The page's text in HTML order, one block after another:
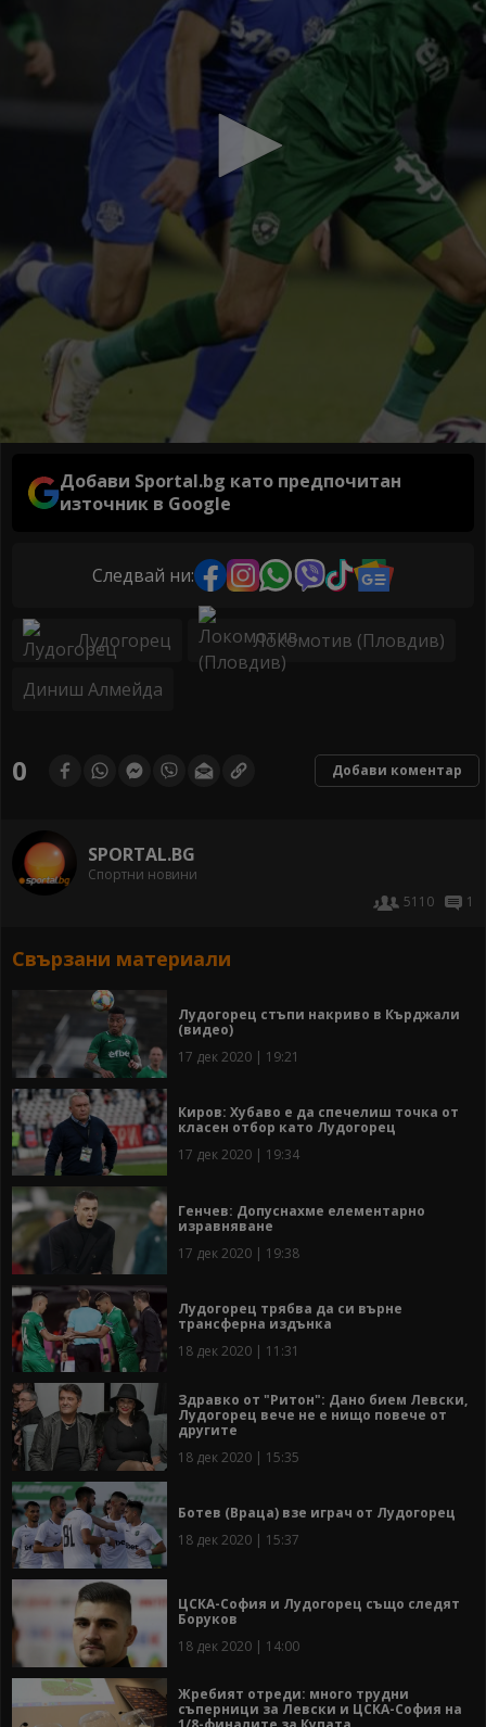
Добави Sportal.bg като предпочитан
източник в Google
Следвай ни:
Лудогорец Локомотив (Пловдив)
Диниш Алмейда
0 Добави коментар
SPORTAL.BG
Спортни новини
5110
1
Свързани материали
Лудогорец стъпи накриво в Кърджали
(видео)
17 дек 2020 | 19:21
Киров: Хубаво е да спечелиш точка от
класен отбор като Лудогорец
17 дек 2020 | 19:34
Генчев: Допуснахме елементарно
изравняване
17 дек 2020 | 19:38
Лудогорец трябва да си върне
трансферна издънка
18 дек 2020 | 11:31
Здравко от "Ритон": Дано бием Левски,
Лудогорец вече не е нищо повече от
другите
18 дек 2020 | 15:35
Ботев (Враца) взе играч от Лудогорец
18 дек 2020 | 15:37
ЦСКА-София и Лудогорец също следят
Боруков
18 дек 2020 | 14:00
Жребият отреди: много трудни
съперници за Левски и ЦСКА-София на